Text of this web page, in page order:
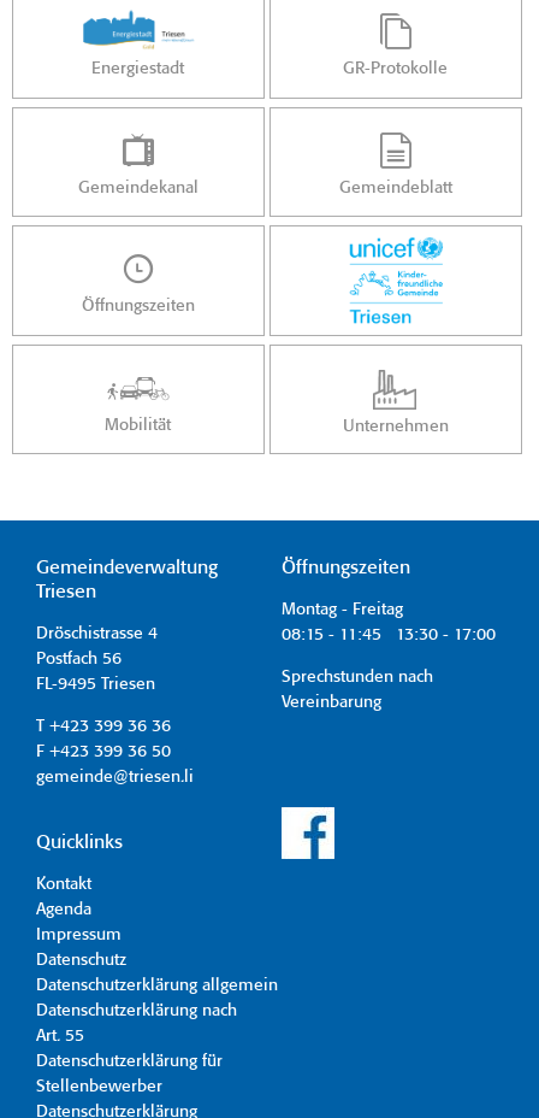
Energiestadt GR-Protokolle
Gemeindekanal Gemeindeblatt
Öffnungszeiten
Mobilität Unternehmen
Gemeindeverwaltung
Triesen
Dröschistrasse 4
Postfach 56
FL-9495 Triesen
T +423 399 36 36
F +423 399 36 50
gemeinde@triesen.li
Öffnungszeiten
Montag - Freitag
08:15 - 11:45 13:30 - 17:00
Sprechstunden nach
Vereinbarung
Quicklinks
Kontakt
Agenda
Impressum
Datenschutz
Datenschutzerklärung allgemein
Datenschutzerklärung nach
Art. 55
Datenschutzerklärung für
Stellenbewerber
Datenschutzerklärung